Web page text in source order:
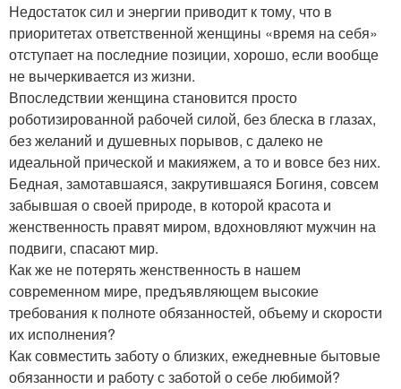
Недостаток сил и энергии приводит к тому, что в
приоритетах ответственной женщины «время на себя»
отступает на последние позиции, хорошо, если вообще
не вычеркивается из жизни.
Впоследствии женщина становится просто
роботизированной рабочей силой, без блеска в глазах,
без желаний и душевных порывов, с далеко не
идеальной прической и макияжем, а то и вовсе без них.
Бедная, замотавшаяся, закрутившаяся Богиня, совсем
забывшая о своей природе, в которой красота и
женственность правят миром, вдохновляют мужчин на
подвиги, спасают мир.
Как же не потерять женственность в нашем
современном мире, предъявляющем высокие
требования к полноте обязанностей, объему и скорости
их исполнения?
Как совместить заботу о близких, ежедневные бытовые
обязанности и работу с заботой о себе любимой?